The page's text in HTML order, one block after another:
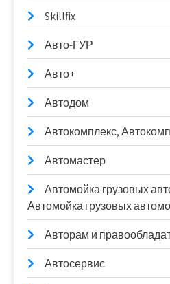
Skillfix
Авто-ГУР
Авто+
Автодом
Автокомплекс,
Автомастер
Автомойка грузовых
Автомойка грузовых
Авторам и
Автосервис